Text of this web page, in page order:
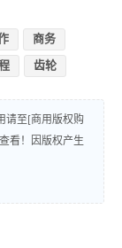
商务
齿轮
请至[商用版权购
看！因版权产生